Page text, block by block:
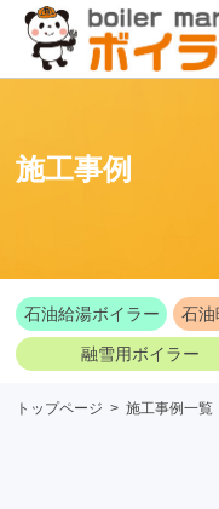
施工事例
石油給湯ボイラー 石油
融雪用ボイラー
トップページ > 施工事例一覧